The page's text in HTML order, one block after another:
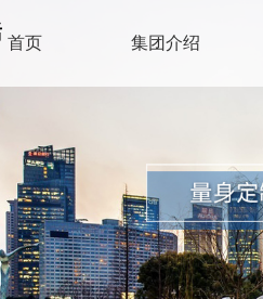
首页 集团介绍